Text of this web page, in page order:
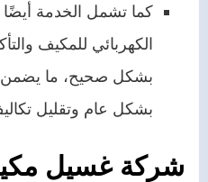
كما تشمل الخدمة
الكهربائي للمكيف
بشكل صحيح، ما يضمن
بشكل عام وتقليل
شركة غسيل